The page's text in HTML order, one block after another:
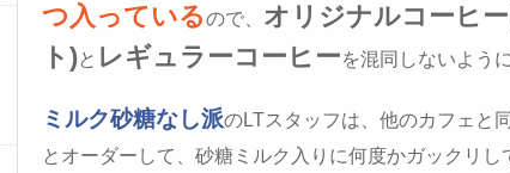
つ入っているので、 オリジナルコーヒ
ト)と レギュラーコーヒーを混同しないよう
ミルク砂糖なし派のLTスタッフは、他のカフェと
とオーダーして、砂糖ミルク入りに何度かガックリし